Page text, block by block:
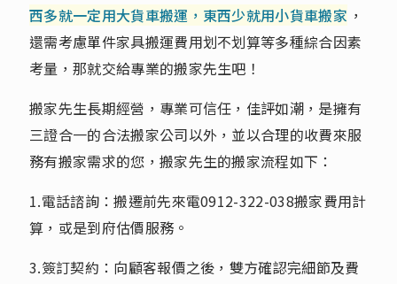
西多就一定用大貨車搬運，東西少就用小貨車搬家 ，
還需考慮單件家具搬運費用划不划算等多種綜合因素
考量，那就交給專業的搬家先生吧！
搬家先生長期經營，專業可信任，佳評如潮，是擁有
三證合一的合法搬家公司以外，並以合理的收費來服
務有搬家需求的您，搬家先生的搬家流程如下：
1.電話諮詢：搬遷前先來電0912-322-038搬家費用計
算，或是到府估價服務。
3.簽訂契約：向顧客報價之後，雙方確認完細節及費